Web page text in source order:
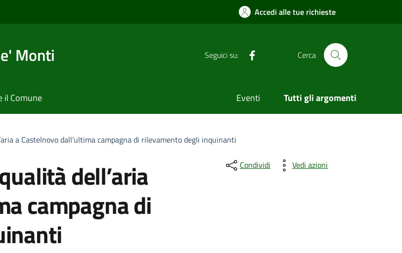
Accedi alle tue richieste
Monti Seguici su: Cerca
il Comune Eventi Tutti gli argomenti
a Castelnovo dall’ultima campagna di rilevamento degli inquinanti
dell’aria
campagna di
Condividi Vedi azioni